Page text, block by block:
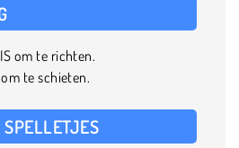
om te richten.
om te schieten.